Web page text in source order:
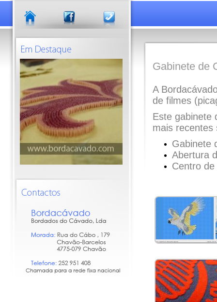
Gabinete de
A
de filmes
Este gabinete
mais recentes
Gabinete
Abertura
Centro